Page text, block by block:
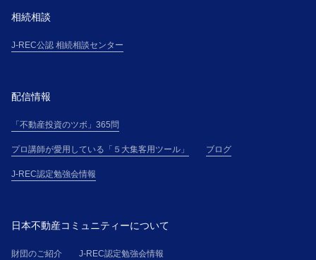
相続相談
J-REC公認 相続相談センター
配信情報
「不動産投資のツボ」365問
プロ講師が愛用している「５大集客用ツール」 ブログ
J-REC認定勉強会情報
日本不動産コミュニティーについて
財団のご紹介 J-REC認定勉強会情報